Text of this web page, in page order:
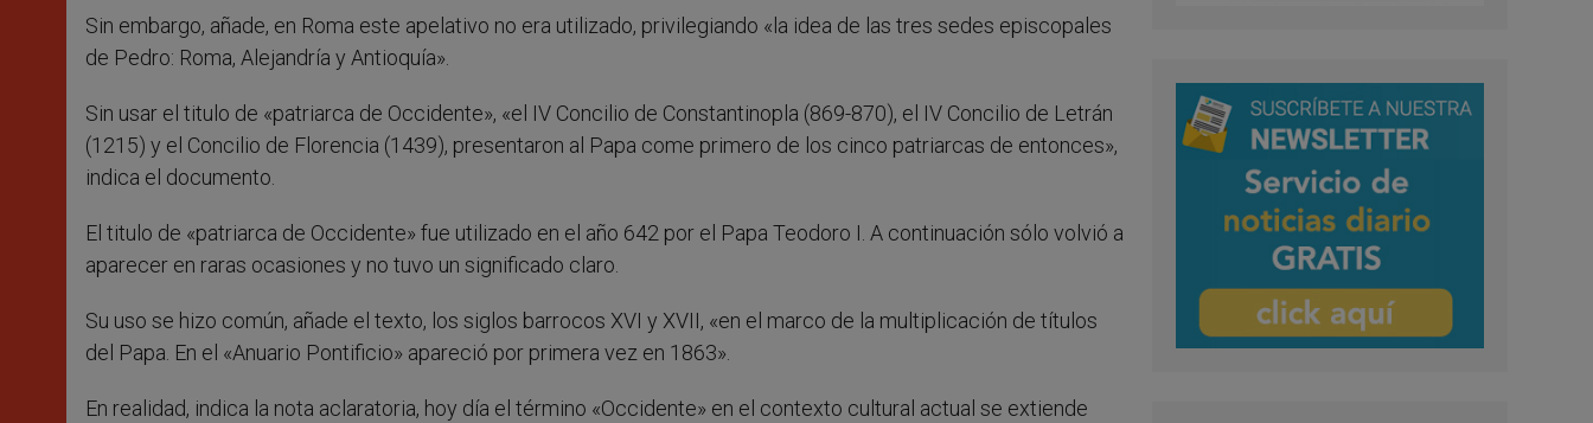
Sin embargo, añade, en Roma este apelativo no era utilizado, privilegiando «la idea de las tres sedes episcopales
de Pedro: Roma, Alejandría y Antioquía».
Sin usar el titulo de «patriarca de Occidente», «el IV Concilio de Constantinopla (869-870), el IV Concilio de Letrán
(1215) y el Concilio de Florencia (1439), presentaron al Papa come primero de los cinco patriarcas de entonces»,
indica el documento.
El titulo de «patriarca de Occidente» fue utilizado en el año 642 por el Papa Teodoro I. A continuación sólo volvió a
aparecer en raras ocasiones y no tuvo un significado claro.
Su uso se hizo común, añade el texto, los siglos barrocos XVI y XVII, «en el marco de la multiplicación de títulos
del Papa. En el «Anuario Pontificio» apareció por primera vez en 1863».
En realidad, indica la nota aclaratoria, hoy día el término «Occidente» en el contexto cultural actual se extiende